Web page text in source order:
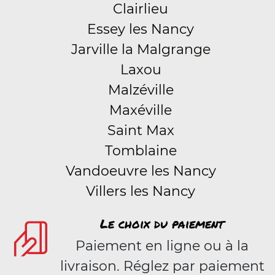
Clairlieu
Essey les Nancy
Jarville la Malgrange
Laxou
Malzéville
Maxéville
Saint Max
Tomblaine
Vandoeuvre les Nancy
Villers les Nancy
Le choix du paiement
Paiement en ligne ou à la
livraison. Réglez par paiement